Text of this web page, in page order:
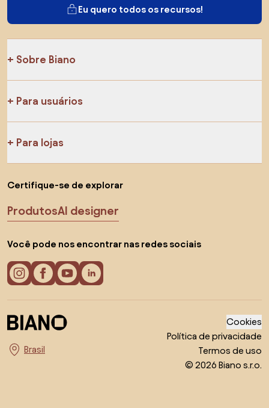
Eu quero todos os recursos!
Sobre Biano
Para usuários
Para lojas
Certifique-se de explorar
ProdutosAI designer
Você pode nos encontrar nas redes sociais
Escolha o país
Cookies
Política de privacidade
Termos de uso
© 2026 Biano s.r.o.